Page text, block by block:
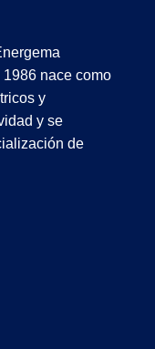
nace como
y
y se
de